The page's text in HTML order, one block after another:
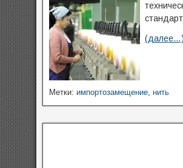
(далее…)
Метки: импортозамещение, нить